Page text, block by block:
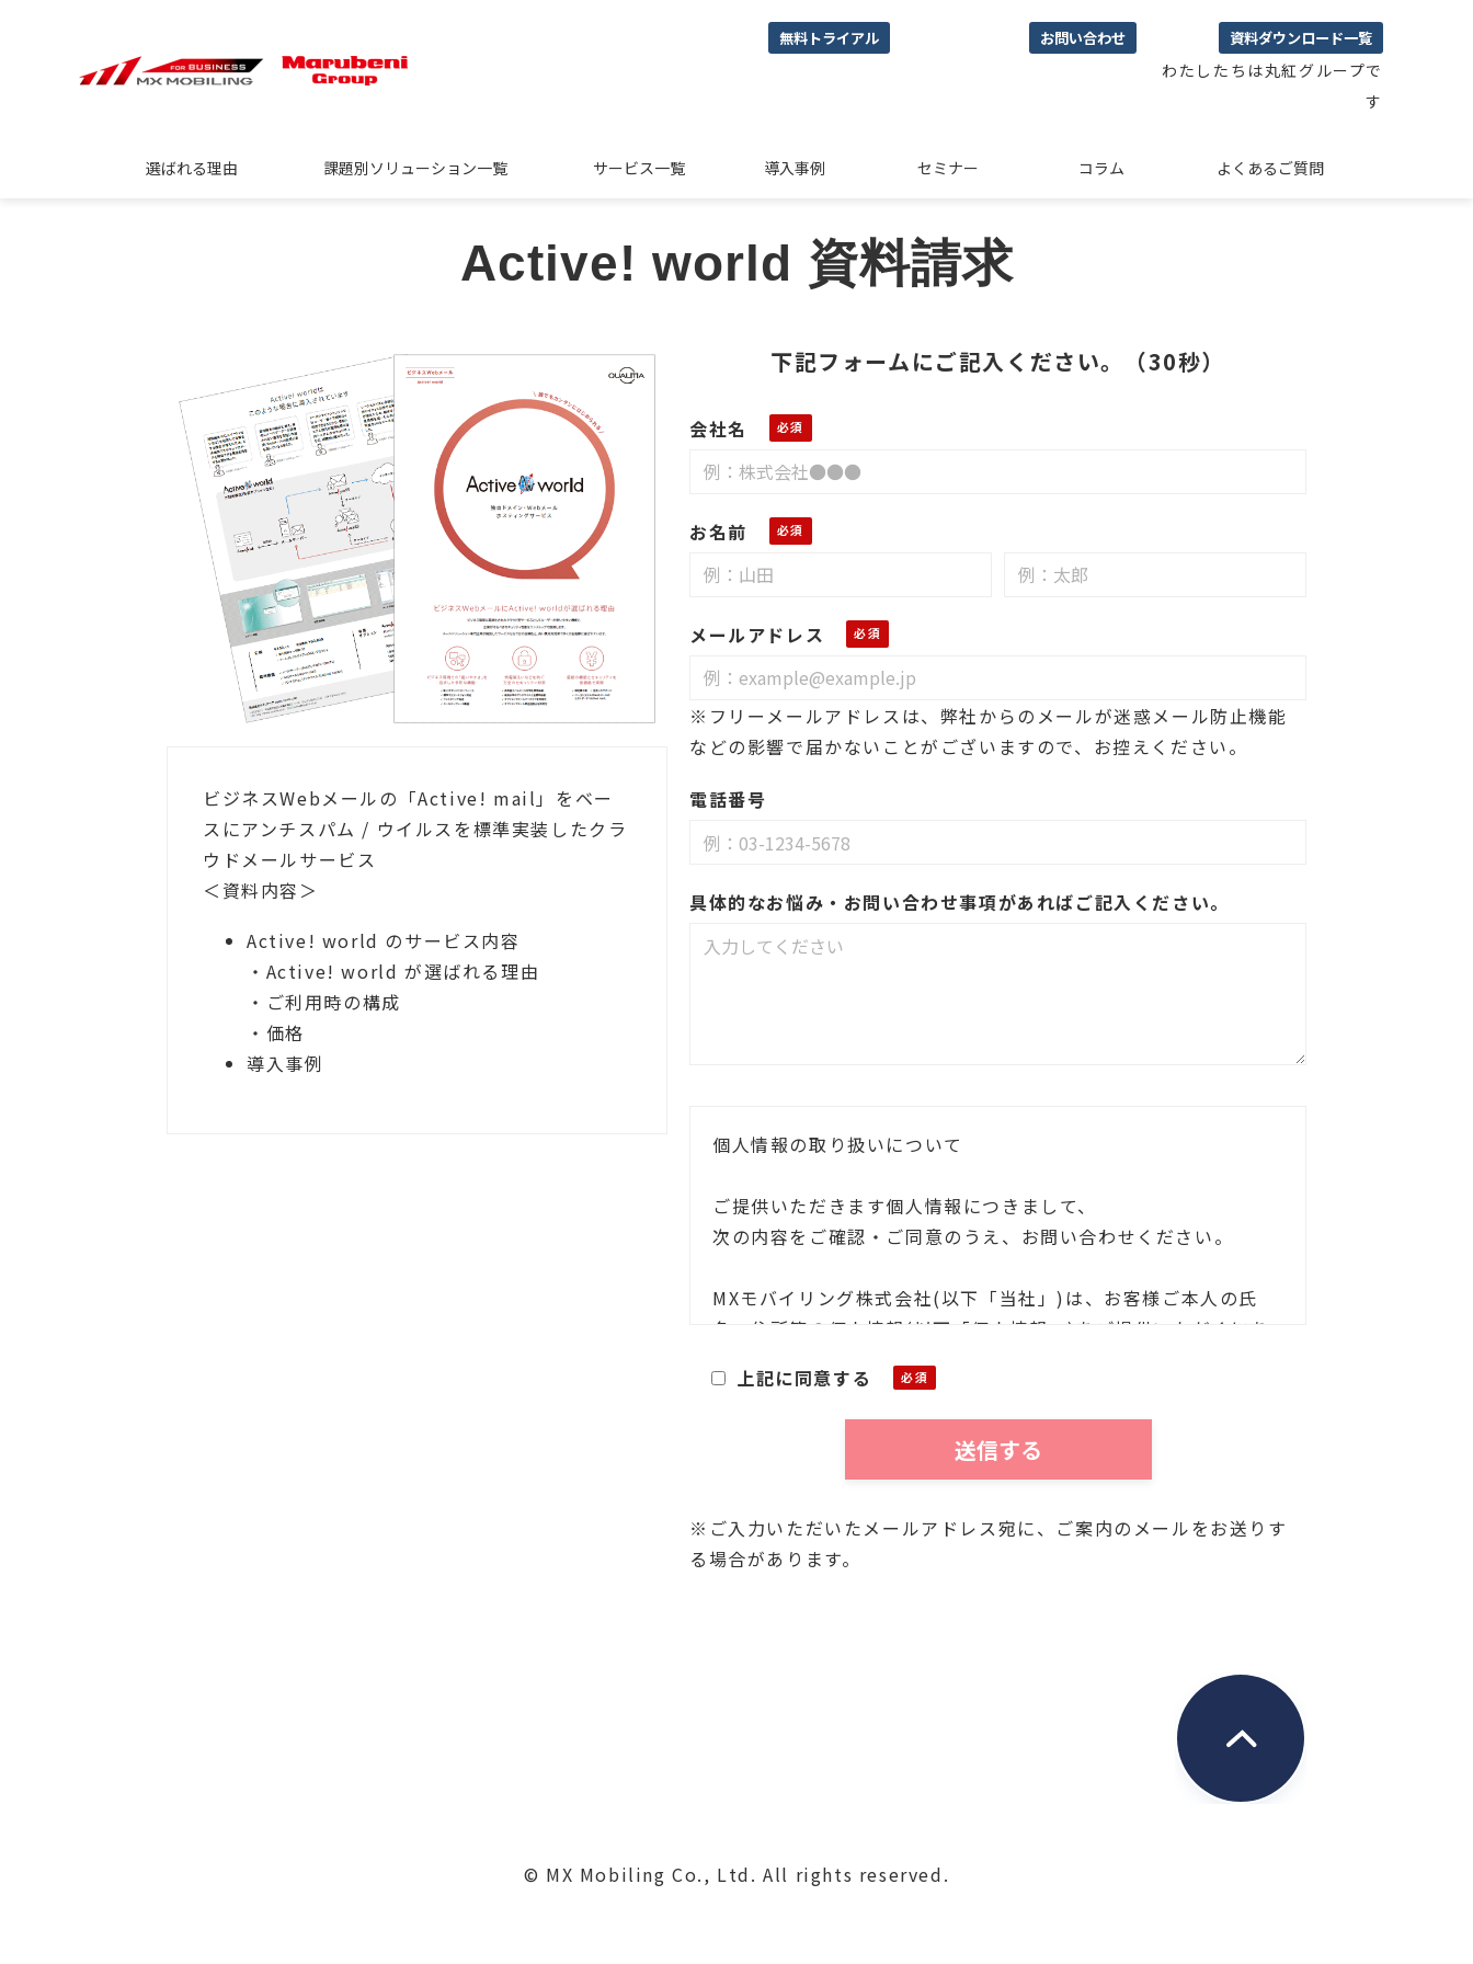
無料トライアル お問い合わせ 資料ダウンロード一覧
わたしたちは丸紅グループで
す
選ばれる理由 課題別ソリューション一覧 サービス一覧 導入事例 セミナー コラム よくあるご質問
Active! world 資料請求
ビジネスWebメールの「Active! mail」をベー
スにアンチスパム / ウイルスを標準実装したクラ
ウドメールサービス
＜資料内容＞
Active! world のサービス内容
・Active! world が選ばれる理由
・ご利用時の構成
・価格
導入事例
下記フォームにご記入ください。（30秒）
会社名
お名前
メールアドレス
※フリーメールアドレスは、弊社からのメールが迷惑メール防止機能
などの影響で届かないことがございますので、お控えください。
電話番号
具体的なお悩み・お問い合わせ事項があればご記入ください。
個人情報の取り扱いについて
ご提供いただきます個人情報につきまして、
次の内容をご確認・ご同意のうえ、お問い合わせください。
MXモバイリング株式会社(以下「当社」)は、お客様ご本人の氏
名・住所等の個人情報(以下「個人情報」)をご提供いただくにあ
たり、その個人情報を利用目的以外に利用することがないことを
次の通りお知らせいたします。
お客様よりご提供いただきました個人情報は、当社において、次
・関連する新商品・サービスに関する情報のお知らせのため
・資料発送およびこれに付随する連絡のため
ご提供いただいた個人情報は、第三者が不当に触れることがない
よう、合理的な範囲で厳重な管理体制のもと、保管いたします。
また、前述の利用目的が達成され、保管する必要がないと当社が
当社は、原則として、お客様の個人情報をお客様の同意なしに第
上記に同意する
※ご入力いただいたメールアドレス宛に、ご案内のメールをお送りす
る場合があります。
© MX Mobiling Co., Ltd. All rights reserved.